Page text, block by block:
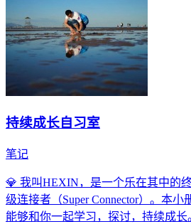
持续成长自习室
笔记
💎 我叫HEXIN，是一个乐在其中的
级连接者（Super Connector）。本
能够和你一起学习，探讨，持续成